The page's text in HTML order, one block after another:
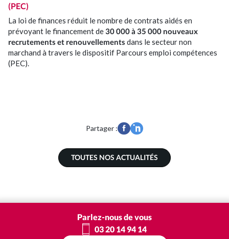
(PEC)
La loi de finances réduit le nombre de contrats aidés en
prévoyant le financement de30 000 à 35 000 nouveaux
recrutements et renouvellements dans le secteur non
marchand à travers le dispositif Parcours emploi compétences
(PEC).
Partager :
TOUTES NOS ACTUALITÉS
Parlez-nous de vous
03 20 14 94 14